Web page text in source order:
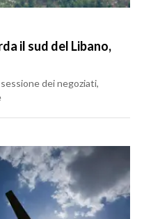
il sud del Libano,
dei negoziati,